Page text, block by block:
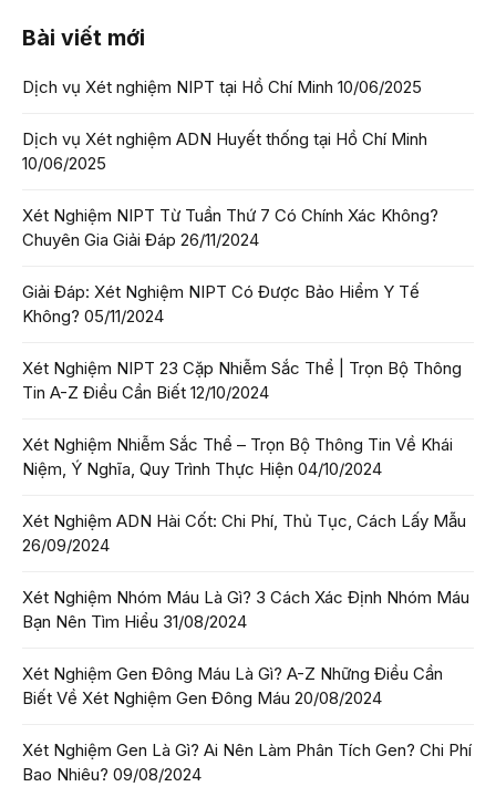
Bài viết mới
Dịch vụ Xét nghiệm NIPT tại Hồ Chí Minh 10/06/2025
Dịch vụ Xét nghiệm ADN Huyết thống tại Hồ Chí Minh
10/06/2025
Xét Nghiệm NIPT Từ Tuần Thứ 7 Có Chính Xác Không?
Chuyên Gia Giải Đáp 26/11/2024
Giải Đáp: Xét Nghiệm NIPT Có Được Bảo Hiểm Y Tế
Không? 05/11/2024
Xét Nghiệm NIPT 23 Cặp Nhiễm Sắc Thể | Trọn Bộ Thông
Tin A-Z Điều Cần Biết 12/10/2024
Xét Nghiệm Nhiễm Sắc Thể – Trọn Bộ Thông Tin Về Khái
Niệm, Ý Nghĩa, Quy Trình Thực Hiện 04/10/2024
Xét Nghiệm ADN Hài Cốt: Chi Phí, Thủ Tục, Cách Lấy Mẫu
26/09/2024
Xét Nghiệm Nhóm Máu Là Gì? 3 Cách Xác Định Nhóm Máu
Bạn Nên Tìm Hiểu 31/08/2024
Xét Nghiệm Gen Đông Máu Là Gì? A-Z Những Điều Cần
Biết Về Xét Nghiệm Gen Đông Máu 20/08/2024
Xét Nghiệm Gen Là Gì? Ai Nên Làm Phân Tích Gen? Chi Phí
Bao Nhiêu? 09/08/2024